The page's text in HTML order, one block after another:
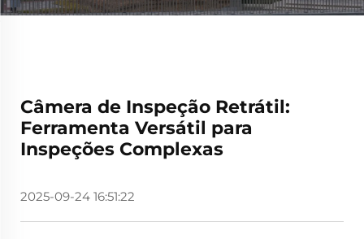
Câmera de Inspeção Retrátil:
Ferramenta Versátil para
Inspeções Complexas
2025-09-24 16:51:22